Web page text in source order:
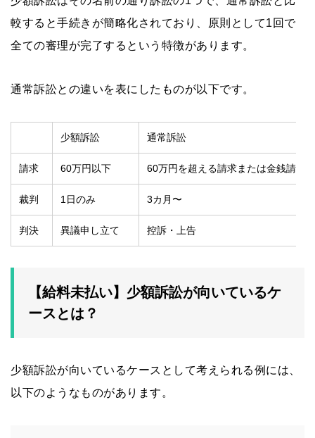
較すると手続きが簡略化されており、原則として1回で
全ての審理が完了するという特徴があります。
通常訴訟との違いを表にしたものが以下です。
少額訴訟 通常訴訟
請求 60万円以下 60万円を超える請求または金銭請求
裁判 1日のみ 3カ月〜
判決 異議申し立て 控訴・上告
【給料未払い】少額訴訟が向いているケ
ースとは？
少額訴訟が向いているケースとして考えられる例には、
以下のようなものがあります。